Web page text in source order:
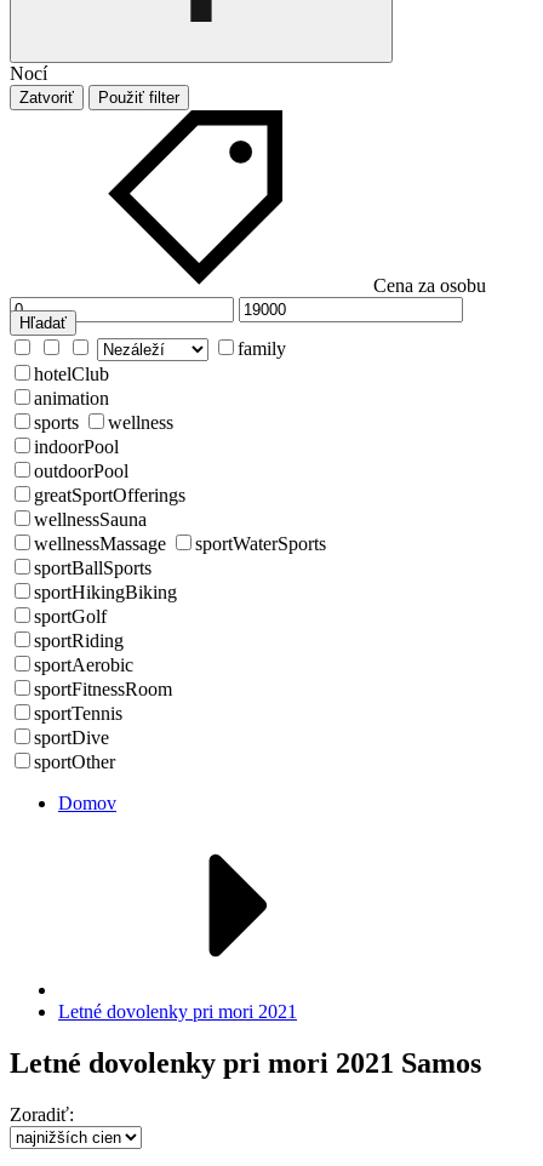
Nocí
Zatvoriť Použiť filter
Cena za osobu
Hľadať
family
hotelClub
animation
sports
wellness
indoorPool
outdoorPool
greatSportOfferings
wellnessSauna
wellnessMassage
sportWaterSports
sportBallSports
sportHikingBiking
sportGolf
sportRiding
sportAerobic
sportFitnessRoom
sportTennis
sportDive
sportOther
Domov
Letné dovolenky pri mori 2021
Letné dovolenky pri mori 2021 Samos
Zoradiť: